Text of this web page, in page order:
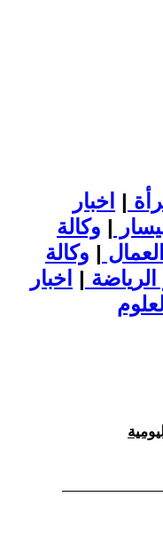
| اخبار
| وكالة
| وكالة
الرياضة | اخبار